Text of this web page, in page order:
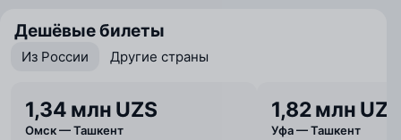
Дешёвые билеты
Из России Другие страны
1,34 млн UZS
Омск — Ташкент
1,82 млн UZS
Уфа — Ташкент